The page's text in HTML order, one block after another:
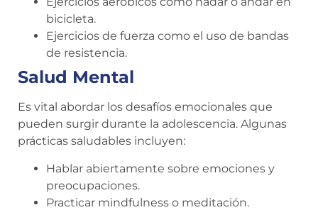
bicicleta.
Ejercicios de fuerza como el uso de bandas
de resistencia.
Salud Mental
Es vital abordar los desafíos emocionales que
pueden surgir durante la adolescencia. Algunas
prácticas saludables incluyen:
Hablar abiertamente sobre emociones y
preocupaciones.
Practicar mindfulness o meditación.